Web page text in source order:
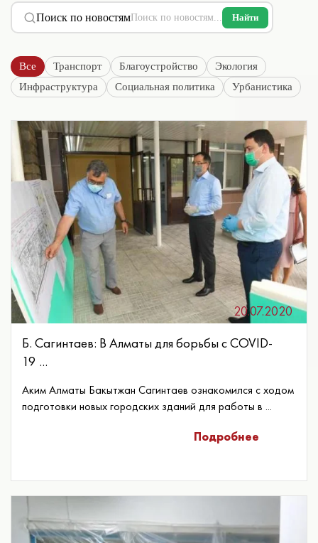
Поиск по новостям Найти
Все Транспорт Благоустройство
Экология
Инфраструктура
Социальная политика Урбанистика
20.07.2020
Б. Сагинтаев: В Алматы для борьбы с COVID-
19 ...
Аким Алматы Бакытжан Сагинтаев ознакомился с ходом
подготовки новых городских зданий для работы в ...
Подробнее